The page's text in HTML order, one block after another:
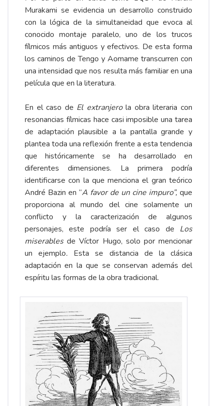
Murakami se evidencia un desarrollo construido
con la lógica de la simultaneidad que evoca al
conocido montaje paralelo, uno de los trucos
fílmicos más antiguos y efectivos. De esta forma
los caminos de Tengo y Aomame transcurren con
una intensidad que nos resulta más familiar en una
película que en la literatura.
En el caso de El extranjerola obra literaria con
resonancias fílmicas hace casi imposible una tarea
de adaptación plausible a la pantalla grande y
plantea toda una reflexión frente a esta tendencia
que históricamente se ha desarrollado en
diferentes dimensiones. La primera podría
identificarse con la que menciona el gran teórico
André Bazin en “A favor de un cine impuro”, que
proporciona al mundo del cine solamente un
conflicto y la caracterización de algunos
personajes, este podría ser el caso de Los
miserablesde Víctor Hugo, solo por mencionar
un ejemplo. Esta se distancia de la clásica
adaptación en la que se conservan además del
espíritu las formas de la obra tradicional.